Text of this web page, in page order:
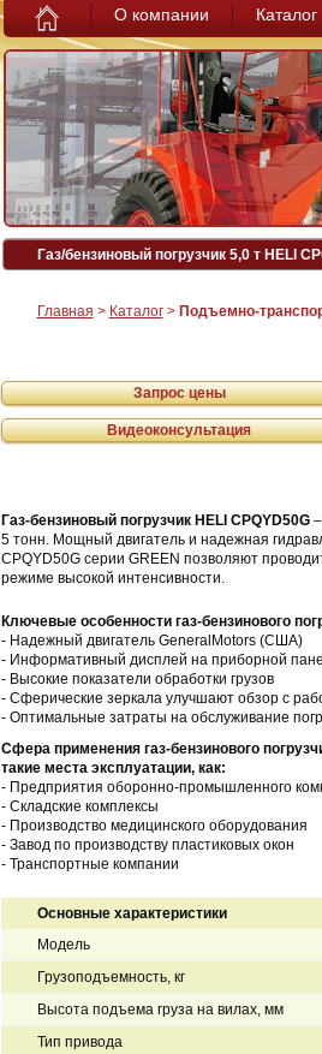
О компании Каталог
Главная > Каталог> Подъемно-
Газ/бензиновый погрузчик 5,0 т HELI
Запрос цены
Видеоконсультация
Газ-бензиновый погрузчик HELI CPQYD50G
5 тонн. Мощный двигатель и надежная
CPQYD50G серии GREEN позволяют
режиме высокой интенсивности.
Ключевые особенности газ-бензинового
- Надежный двигатель GeneralMotors (США)
- Информативный дисплей на приборной
- Высокие показатели обработки грузов
- Сферические зеркала улучшают обзор с
- Оптимальные затраты на обслуживание
Сфера применения газ-бензинового
такие места эксплуатации, как:
- Предприятия оборонно-промышленного
- Складские комплексы
- Производство медицинского оборудования
- Завод по производству пластиковых окон
- Транспортные компании
Основные характеристики
Модель
Грузоподъемность, кг
Высота подъема груза на вилах, мм
Тип привода